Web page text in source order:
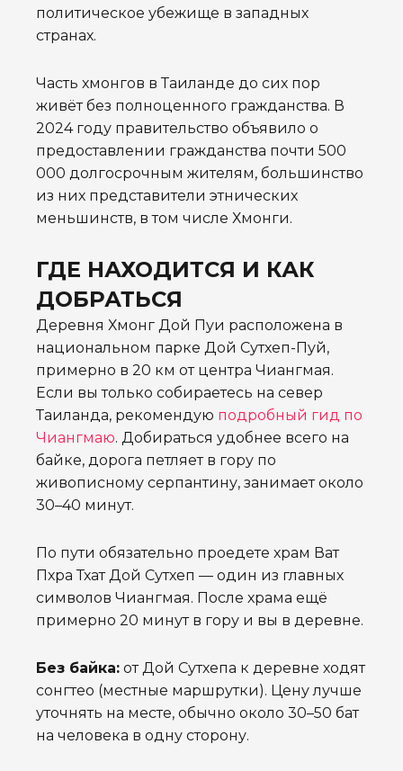
политическое убежище в западных
странах.
Часть хмонгов в Таиланде до сих пор
живёт без полноценного гражданства. В
2024 году правительство объявило о
предоставлении гражданства почти 500
000 долгосрочным жителям, большинство
из них представители этнических
меньшинств, в том числе Хмонги.
ГДЕ НАХОДИТСЯ И КАК
ДОБРАТЬСЯ
Деревня Хмонг Дой Пуи расположена в
национальном парке Дой Сутхеп-Пуй,
примерно в 20 км от центра Чиангмая.
Если вы только собираетесь на север
Таиланда, рекомендую подробный гид по
Чиангмаю. Добираться удобнее всего на
байке, дорога петляет в гору по
живописному серпантину, занимает около
30–40 минут.
По пути обязательно проедете храм Ват
Пхра Тхат Дой Сутхеп — один из главных
символов Чиангмая. После храма ещё
примерно 20 минут в гору и вы в деревне.
Без байка: от Дой Сутхепа к деревне ходят
сонгтео (местные маршрутки). Цену лучше
уточнять на месте, обычно около 30–50 бат
на человека в одну сторону.